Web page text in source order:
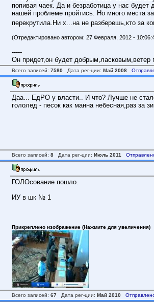
попивая чаек. Да и безработица у нас
нашей проблеме пройтись. Но много места
перекрутила.Ни х...на не разберешь,кто за
(Отредактировано автором: 27 Февраля, 2012 -
-----
Он придет,он будет добрым,ласковым,ветер
Всего записей: 7580Дата рег-ции: Май 2008
Даа... ЕдРО у власти.. И что? Лучше не
гололед - песок как манна небесная,раз за
Всего записей: 8Дата рег-ции: Июль 2011
ГОЛОсование пошло.
ИУ в шк № 1
Прикреплено изображение (Нажмите для увеличения)
Всего записей: 67Дата рег-ции: Май 2010